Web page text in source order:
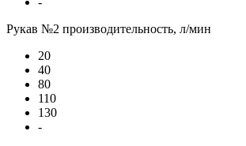
Рукав №2 производительность, л/мин
20
40
80
110
130
-